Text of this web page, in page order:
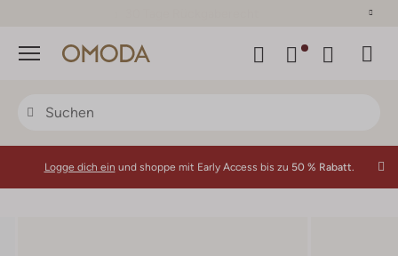
Menü
Logge dich ein und shoppe mit Early Access bis zu 50 % Rabatt.